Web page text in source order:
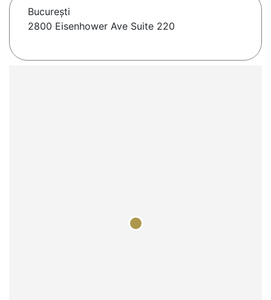
Bucureşti
2800 Eisenhower Ave Suite 220